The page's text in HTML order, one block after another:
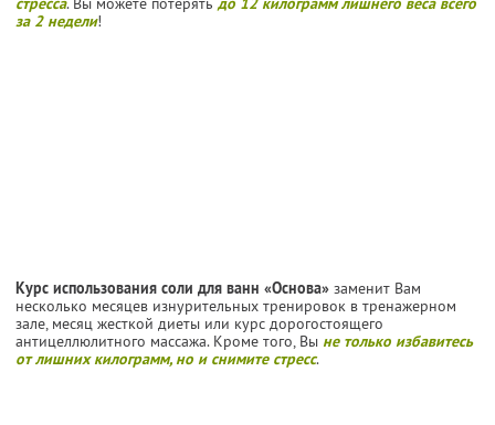
за 2 недели!
Курс использования соли для ванн «Основа» заменит Вам
несколько месяцев изнурительных тренировок в тренажерном
зале, месяц жесткой диеты или курс дорогостоящего
антицеллюлитного массажа. Кроме того, Вы не только избавитесь
от лишних килограмм, но и снимите стресс.